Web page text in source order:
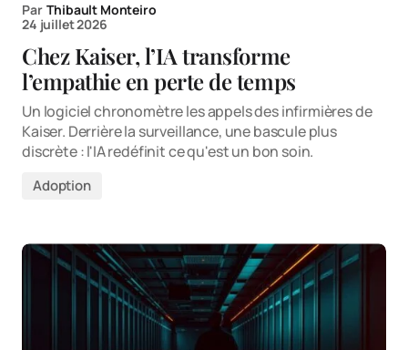
Par Thibault Monteiro
24 juillet 2026
Chez Kaiser, l’IA transforme
l’empathie en perte de temps
Un logiciel chronomètre les appels des infirmières de
Kaiser. Derrière la surveillance, une bascule plus
discrète : l'IA redéfinit ce qu'est un bon soin.
Adoption